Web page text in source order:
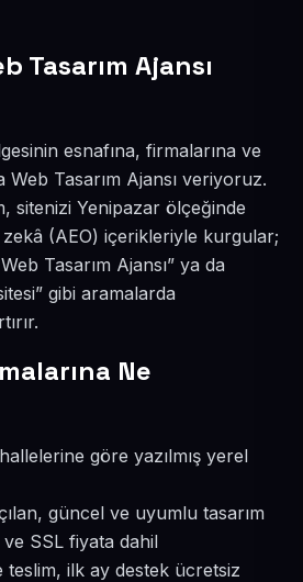
Tasarım Ajansı
esnafına, firmalarına ve
Web Tasarım Ajansı veriyoruz.
sitenizi Yenipazar ölçeğinde
(AEO) içerikleriyle kurgular;
Tasarım Ajansı” ya da
gibi aramalarda
Ne
göre yazılmış yerel
güncel ve uyumlu tasarım
SSL fiyata dahil
teslim, ilk ay destek ücretsiz